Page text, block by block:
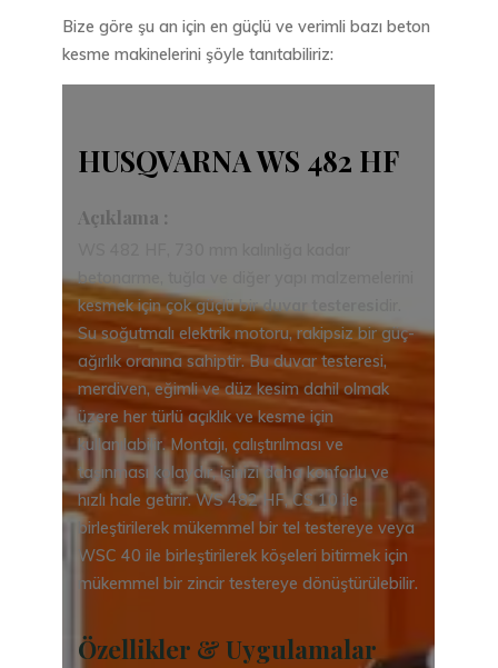
Bize göre şu an için en güçlü ve verimli bazı beton
kesme makinelerini şöyle tanıtabiliriz:
HUSQVARNA WS 482 HF
Açıklama :
betonarme, tuğla ve diğer yapı malzemelerini
kesmek için çok güçlü birduvar testeresi
Su soğutmalı elektrik motoru, rakipsiz bir güç-
ağırlık oranına sahiptir. Bu duvar testeresi,
merdiven, eğimli ve düz kesim dahil olmak
üzere her türlü açıklık ve kesme için
kullanılabilir. Montajı, çalıştırılması ve
taşınması kolaydır, işinizi daha konforlu ve
hızlı hale getirir. WS 482 HF, CS 10 ile
birleştirilerek mükemmel bir tel testereye veya
WSC 40 ile birleştirilerek köşeleri bitirmek için
mükemmel bir zincir testereye dönüştürülebilir.
Özellikler & Uygulamalar